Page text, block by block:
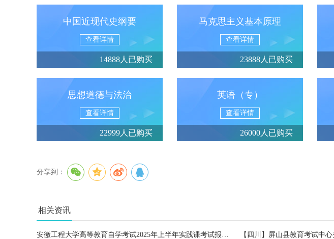
中国近现代史纲要
查看详情
14888人已购买
马克思主义基本原理
查看详情
23888人已购买
思想道德与法治
查看详情
22999人已购买
英语（专）
查看详情
26000人已购买
分享到：
相关资讯
安徽工程大学高等教育自学考试2025年上半年实践课考试报名通知